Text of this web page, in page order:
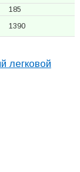
185
1390
легковой